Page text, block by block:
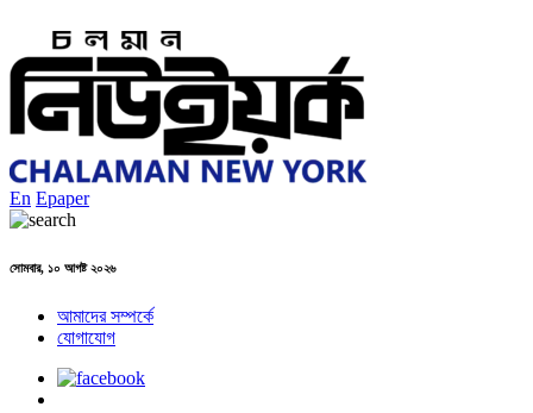
En Epaper
সোমবার, ১০ আগষ্ট ২০২৬
আমাদের সম্পর্কে
যোগাযোগ